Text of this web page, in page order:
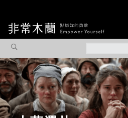
觀點專欄
焦點企劃
社會企業